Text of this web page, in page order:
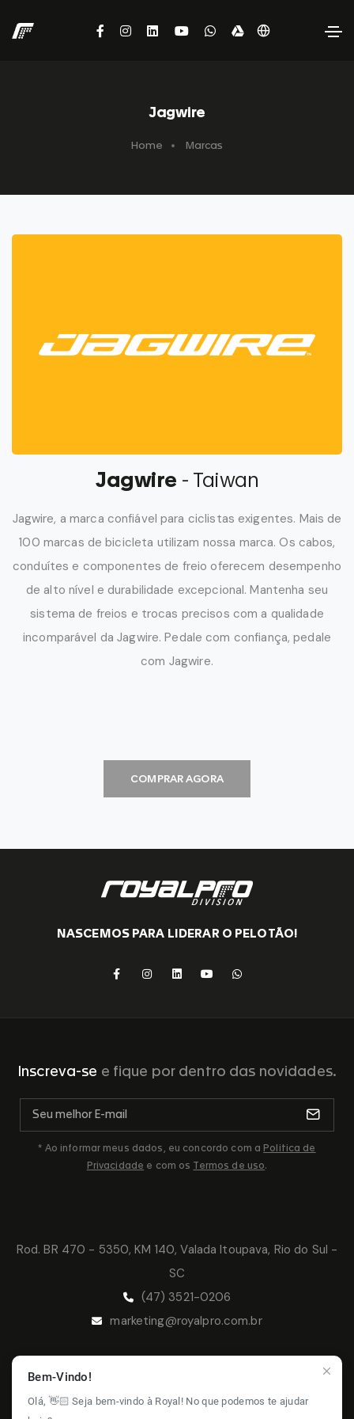
Jagwire
Home Marcas
Jagwire - Taiwan
Jagwire, a marca confiável para ciclistas exigentes. Mais de
100 marcas de bicicleta utilizam nossa marca. Os cabos,
conduítes e componentes de freio oferecem desempenho
de alto nível e durabilidade excepcional. Mantenha seu
sistema de freios e trocas precisos com a qualidade
incomparável da Jagwire. Pedale com confiança, pedale
com Jagwire.
COMPRAR AGORA
NASCEMOS PARA LIDERAR O PELOTÃO!
Rod. BR 470 - 5350, KM 140, Valada Itoupava, Rio do Sul -
SC
(47) 3521-0206
marketing@royalpro.com.br
Inscreva-se e fique por dentro das novidades.
* Ao informar meus dados, eu concordo com a Politica de
Privacidade e com os Termos de uso.
© 2026 Royal Pro - Todos os direitos
reservados.Política de Privacidade - Termos de Uso -
Bem-Vindo!
Olá, 👋🏻 Seja bem-vindo à Royal! No que podemos te ajudar